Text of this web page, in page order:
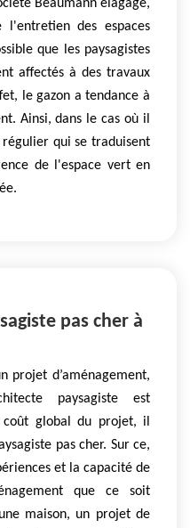
Beaumann elagage,
des espaces
que les paysagistes
affectés à des travaux
le gazon a tendance à
Ainsi, dans le cas où il
qui se traduisent
de l'espace vert en
pas cher à
projet d’aménagement,
paysagiste est
coût global du projet, il
pas cher. Sur ce,
et la capacité de
que ce soit
maison, un projet de